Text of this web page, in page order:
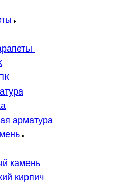
арматура
камень
кирпич